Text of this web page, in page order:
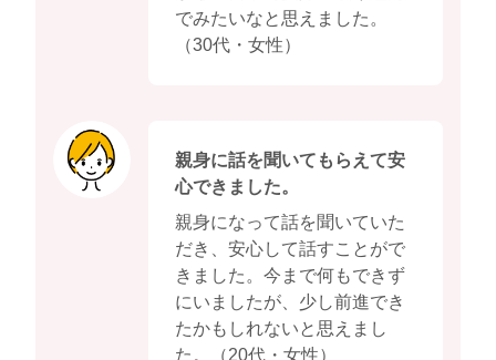
でみたいなと思えました。
（30代・女性）
親身に話を聞いてもらえて安
心できました。
親身になって話を聞いていた
だき、安心して話すことがで
きました。今まで何もできず
にいましたが、少し前進でき
たかもしれないと思えまし
た。（20代・女性）